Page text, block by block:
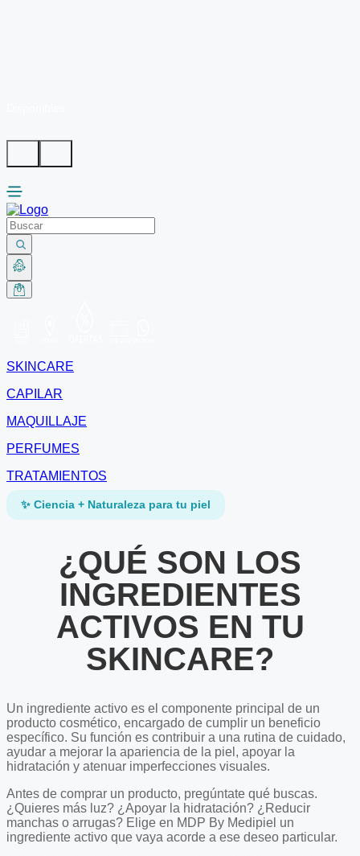
SKINCARE
CAPILAR
MAQUILLAJE
PERFUMES
TRATAMIENTOS
✨ Ciencia + Naturaleza para tu piel
¿QUÉ SON LOS
INGREDIENTES
ACTIVOS EN TU
SKINCARE?
Un ingrediente activo es el componente principal de un
producto cosmético, encargado de cumplir un beneficio
específico. Su función es contribuir a una rutina de cuidado,
ayudar a mejorar la apariencia de la piel, apoyar la
hidratación y atenuar imperfecciones visuales.
Antes de comprar un producto, pregúntate qué buscas.
¿Quieres más luz? ¿Apoyar la hidratación? ¿Reducir
manchas o arrugas? Elige en MDP By Medipiel un
ingrediente activo que vaya acorde a ese deseo particular.